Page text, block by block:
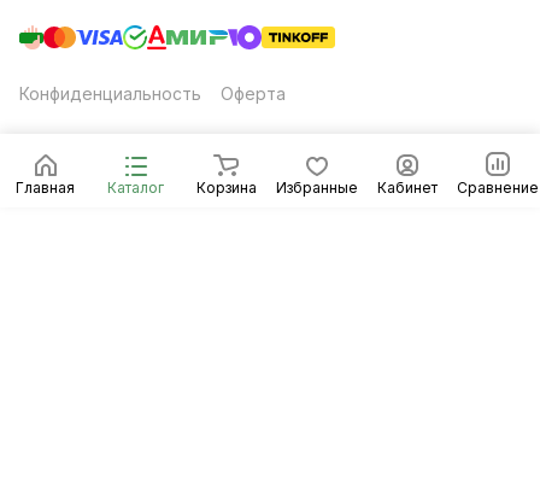
Главная Каталог Корзина Избранные Кабинет Сравнение
Конфиденциальность Оферта